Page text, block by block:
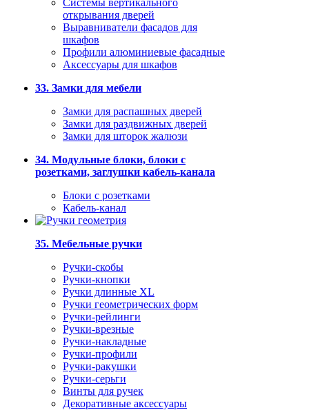
Системы вертикального
открывания дверей
Выравниватели фасадов для
шкафов
Профили алюминиевые фасадные
Аксессуары для шкафов
33. Замки для мебели
Замки для распашных дверей
Замки для раздвижных дверей
Замки для шторок жалюзи
34. Модульные блоки, блоки с
розетками, заглушки кабель-канала
Блоки с розетками
Кабель-канал
35. Мебельные ручки
Ручки-скобы
Ручки-кнопки
Ручки длинные XL
Ручки геометрических форм
Ручки-рейлинги
Ручки-врезные
Ручки-накладные
Ручки-профили
Ручки-ракушки
Ручки-серьги
Винты для ручек
Декоративные аксессуары